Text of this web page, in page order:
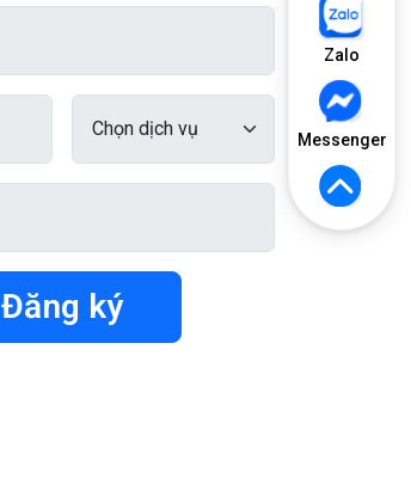
Zalo
Messenger
Đăng ký